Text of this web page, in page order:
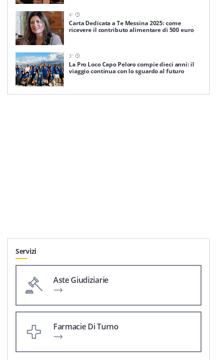
4'
Carta Dedicata a Te Messina 2025: come
ricevere il contributo alimentare di 500 euro
3'
La Pro Loco Capo Peloro compie dieci anni: il
viaggio continua con lo sguardo al futuro
Servizi
Aste Giudiziarie
Farmacie Di Turno